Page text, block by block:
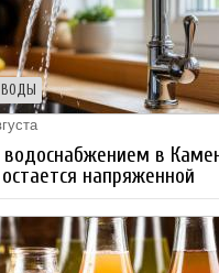
ВОДЫ
водоснабжением в
напряженной